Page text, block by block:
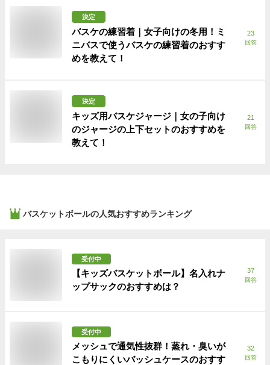
決定
バスケの練習着｜女子向けの冬用！ミ
ニバスで使うバスケの練習着のおすす
めを教えて！
23
回答
決定
キッズ用バスケジャージ｜女の子向け
のジャージの上下セットのおすすめを
教えて！
21
回答
バスケットボールの人気おすすめランキング
受付中
【キッズバスケットボール】名入れナ
ップサックのおすすめは？
37
回答
受付中
メッシュで通気性抜群！蒸れ・臭いが
こもりにくいバッシュケースのおすす
32
回答